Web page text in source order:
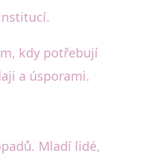
kdy potřebují
a úsporami.
Mladí lidé,